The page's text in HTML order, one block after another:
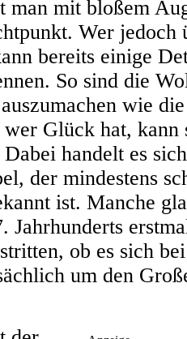
man mit bloßem
Wer jedoch
bereits einige
So sind die
wie
Glück hat, kann
handelt es
der mindestens
ist. Manche
Jahrhunderts
ob es sich
um den